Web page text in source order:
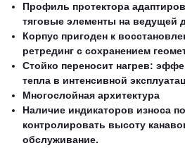
Профиль протектора
тяговые элементы на ведущей
Корпус пригоден к
ретрединг с сохранением
Стойко переносит нагрев:
тепла в интенсивной
Многослойная архитектура
Наличие индикаторов износа
контролировать высоту
обслуживание.